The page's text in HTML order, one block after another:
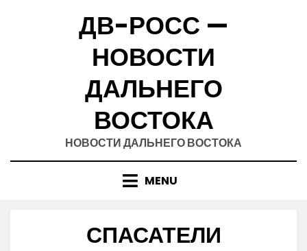
ДВ-РОСС —
НОВОСТИ
ДАЛЬНЕГО
ВОСТОКА
НОВОСТИ ДАЛЬНЕГО ВОСТОКА
MENU
СПАСАТЕЛИ